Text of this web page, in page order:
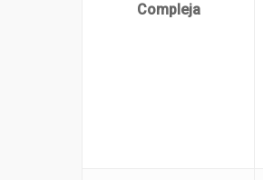
Compleja